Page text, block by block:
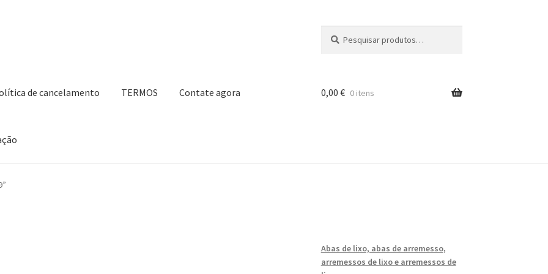
por:
de cancelamento TERMOS Contate agora
de compras
0,00 € 0 itens
Abas de lixo, abas de arremesso,
arremessos de lixo e arremessos de